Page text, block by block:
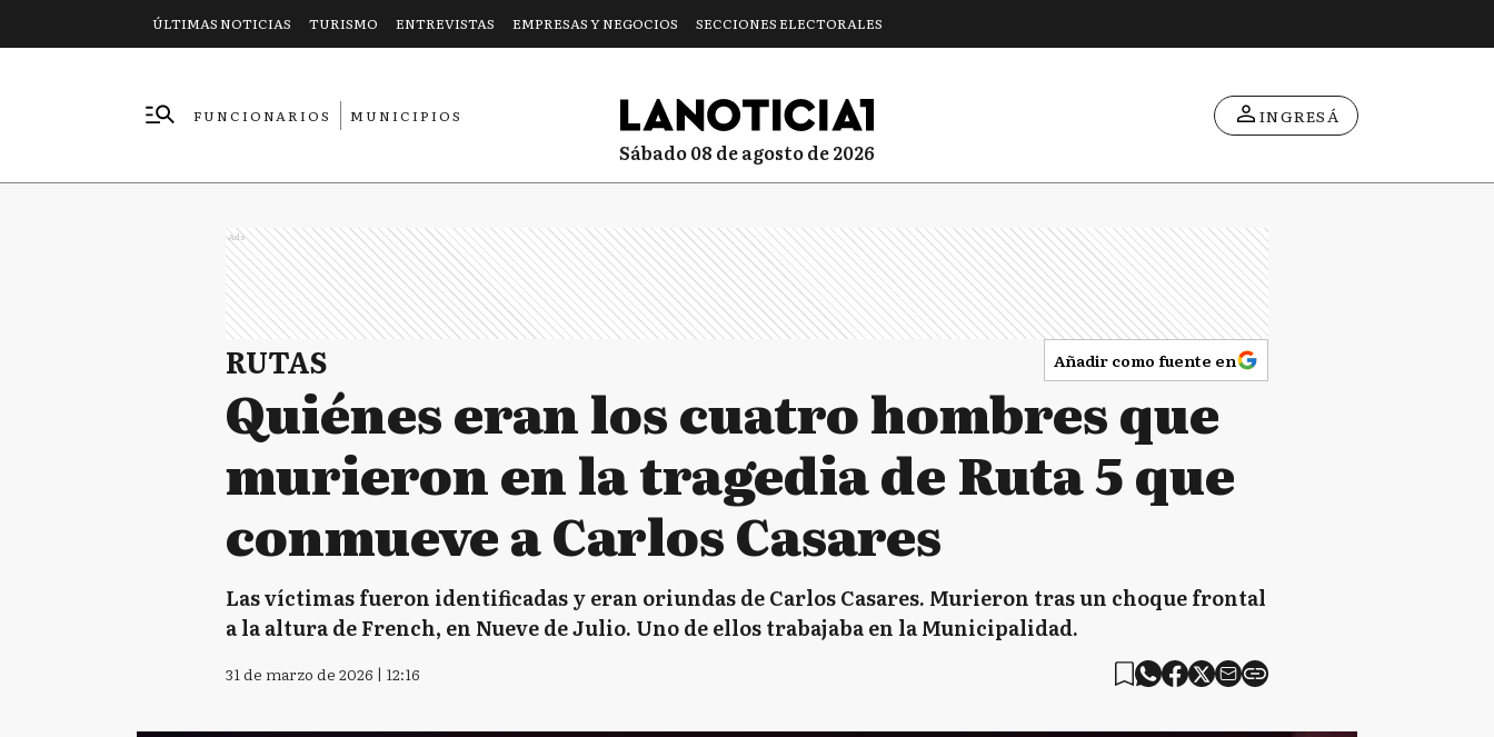
ÚLTIMAS NOTICIAS TURISMO ENTREVISTAS EMPRESAS Y NEGOCIOS SECCIONES ELECTORALES
FUNCIONARIOS
MUNICIPIOS
sábado 08 de agosto de 2026
INGRESÁ
Ads
RUTAS Añadir como fuente en
Quiénes eran los cuatro hombres que
murieron en la tragedia de Ruta 5 que
conmueve a Carlos Casares
Las víctimas fueron identificadas y eran oriundas de Carlos Casares. Murieron tras un choque frontal
a la altura de French, en Nueve de Julio. Uno de ellos trabajaba en la Municipalidad.
31 de marzo de 2026 | 12:16